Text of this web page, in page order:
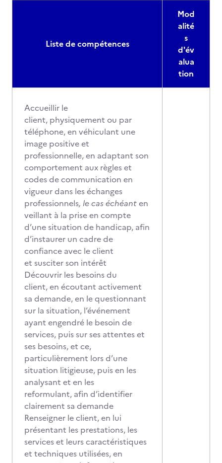
Liste de compétences
Mod
alité
s
d'év
alua
tion
Accueillir le
client, physiquement ou par
téléphone, en véhiculant une
image positive et
professionnelle, en adaptant son
comportement aux règles et
codes de communication en
vigueur dans les échanges
professionnels, le cas échéanten
veillant à la prise en compte
d’une situation de handicap, afin
d’instaurer un cadre de
confiance avec le client
et susciter son intérêt
Découvrir les besoins du
client, en écoutant activement
sa demande, en le questionnant
sur la situation, l’événement
ayant engendré le besoin de
services, puis sur ses attentes et
ses besoins, et ce,
particulièrement lors d’une
situation litigieuse, puis en les
analysant et en les
reformulant, afin d’identifier
clairement sa demande
Renseigner le client, en lui
présentant les prestations, les
services et leurs caractéristiques
et techniques utilisées, en